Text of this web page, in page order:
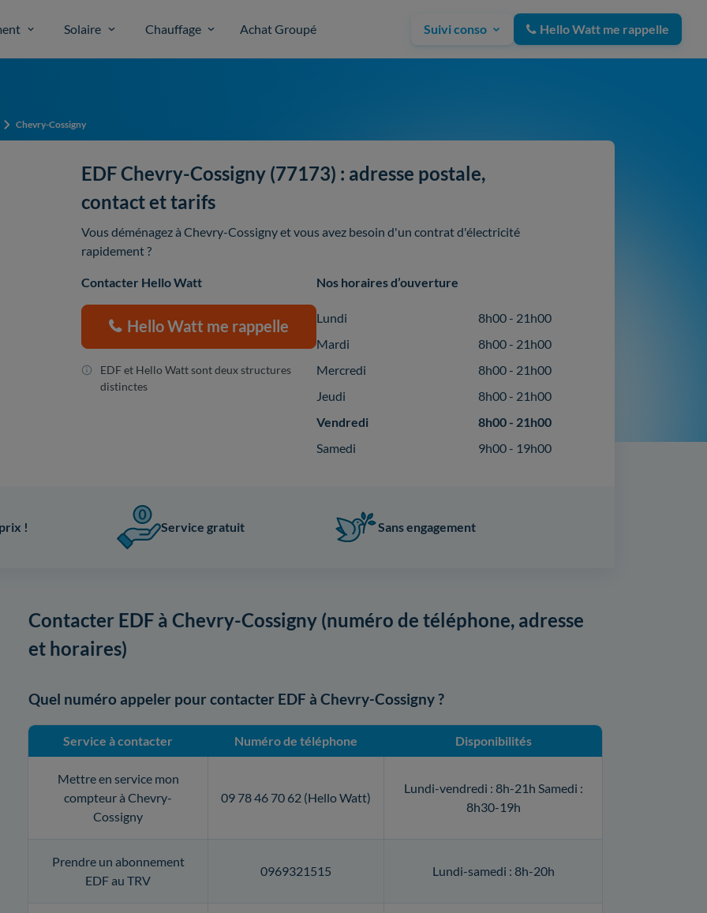
Solaire Chauffage Achat Groupé Suivi conso Hello Watt me rappelle
Chevry-Cossigny
EDF Chevry-Cossigny (77173) : adresse postale,
contact et tarifs
Vous déménagez à Chevry-Cossigny et vous avez besoin d'un contrat d'électricité
rapidement ?
Contacter Hello Watt
Hello Watt me rappelle
EDF et Hello Watt sont deux structures
distinctes
Nos horaires d’ouverture
Lundi
8h00 - 21h00
Mardi
8h00 - 21h00
Mercredi
8h00 - 21h00
Jeudi
8h00 - 21h00
Vendredi
8h00 - 21h00
Samedi
9h00 - 19h00
! Service gratuit Sans engagement
Contacter EDF à Chevry-Cossigny (numéro de téléphone, adresse
et horaires)
Quel numéro appeler pour contacter EDF à Chevry-Cossigny ?
Service à contacter Numéro de téléphone Disponibilités
Mettre en service mon
compteur à Chevry-
Cossigny
09 78 46 70 62 (Hello Watt)
Lundi-vendredi : 8h-21h Samedi :
8h30-19h
Prendre un abonnement
EDF au TRV
0969321515 Lundi-samedi : 8h-20h